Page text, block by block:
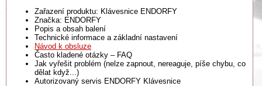
Zařazení produktu: Klávesnice ENDORFY
Značka: ENDORFY
Popis a obsah balení
Technické informace a základní nastavení
Návod k obsluze
Často kladené otázky – FAQ
Jak vyřešit problém (nelze zapnout, nereaguje, píše chybu, co
dělat když...)
Autorizovaný servis ENDORFY Klávesnice